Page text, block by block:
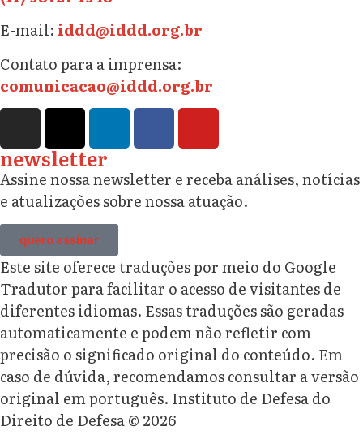
E-mail: iddd@iddd.org.br
Contato para a imprensa:
comunicacao@iddd.org.br
newsletter
Assine nossa newsletter e receba análises, notícias
e atualizações sobre nossa atuação.
quero assinar
Este site oferece traduções por meio do Google
Tradutor para facilitar o acesso de visitantes de
diferentes idiomas. Essas traduções são geradas
automaticamente e podem não refletir com
precisão o significado original do conteúdo. Em
caso de dúvida, recomendamos consultar a versão
original em português. Instituto de Defesa do
Direito de Defesa © 2026